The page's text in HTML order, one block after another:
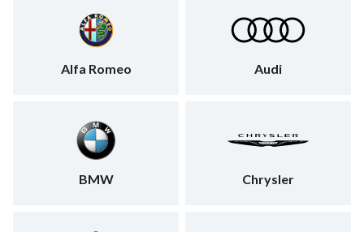
Alfa Romeo Audi
BMW Chrysler